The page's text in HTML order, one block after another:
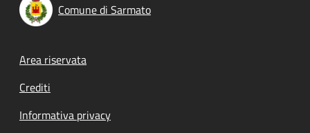
Comune di Sarmato
Footer menu
Area riservata
Crediti
Informativa privacy